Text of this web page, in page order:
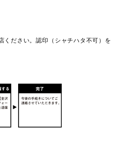
ださい。認印（シャチハタ不可）を